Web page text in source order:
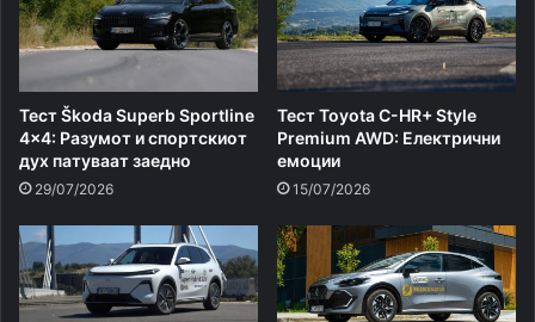
Тест Škoda Superb Sportline
4×4: Разумот и спортскиот
дух патуваат заедно
29/07/2026
Тест Toyota C-HR+ Style
Premium AWD: Електрични
емоции
15/07/2026